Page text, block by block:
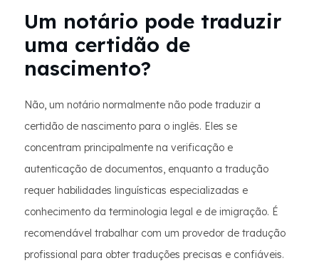
Um notário pode traduzir
uma certidão de
nascimento?
Não, um notário normalmente não pode traduzir a
certidão de nascimento para o inglês. Eles se
concentram principalmente na verificação e
autenticação de documentos, enquanto a tradução
requer habilidades linguísticas especializadas e
conhecimento da terminologia legal e de imigração. É
recomendável trabalhar com um provedor de tradução
profissional para obter traduções precisas e confiáveis.